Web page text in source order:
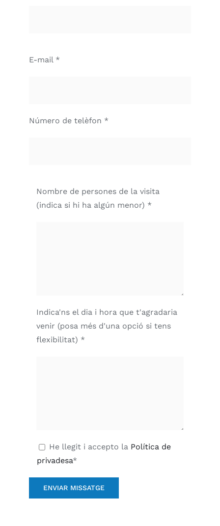
E-mail *
Número de telèfon *
Nombre de persones de la visita
(indica si hi ha algún menor) *
Indica'ns el dia i hora que t'agradaria
venir (posa més d'una opció si tens
flexibilitat) *
He llegit i accepto la Política de
privadesa*